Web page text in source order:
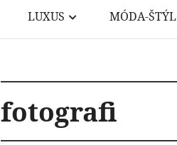
LUXUS MÓDA-ŠTÝL
fotografi